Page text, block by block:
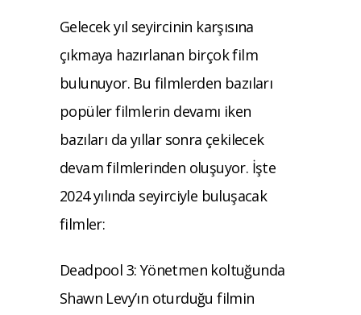
Gelecek yıl seyircinin karşısına
çıkmaya hazırlanan birçok film
bulunuyor. Bu filmlerden bazıları
popüler filmlerin devamı iken
bazıları da yıllar sonra çekilecek
devam filmlerinden oluşuyor. İşte
2024 yılında seyirciyle buluşacak
filmler:
Deadpool 3: Yönetmen koltuğunda
Shawn Levy’ın oturduğu filmin